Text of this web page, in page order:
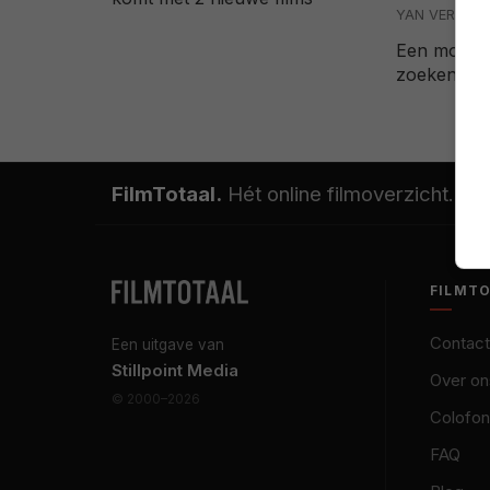
YAN
Een mooie
zoeken!
FilmTotaal. Hét online filmoverzicht.
Een uitgave van
Stillpoint Media
© 2000–2026
Contact
Over
Colofon
FAQ